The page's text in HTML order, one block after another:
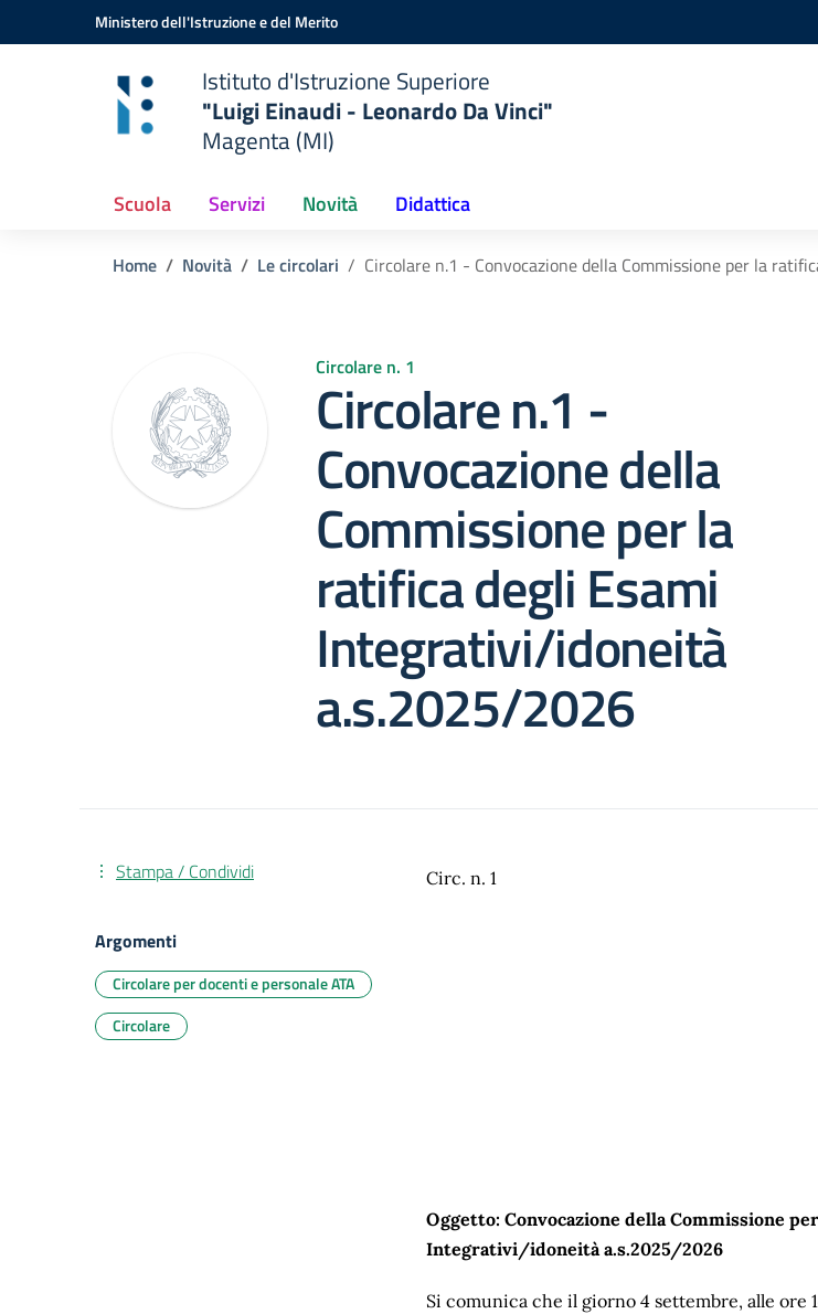
Vai ai contenuti
Vai al menu di navigazioneMinistero dell'Istruzione e del Merito
Istituto d'Istruzione Superiore
"Luigi Einaudi - Leonardo Da Vinci"
Magenta (MI)
Scuola Servizi Novità Didattica
Home Novità Le circolari Circolare n.1 - Convocazione della Commissione per la
Circolare n. 1
Circolare n.1 -
Convocazione della
Commissione per la
ratifica degli Esami
Integrativi/idoneità
a.s.2025/2026
Circ. n. 1
Oggetto: Convocazione della Commissione
Integrativi/idoneità a.s.2025/2026
Si comunica che il giorno 4 settembre, alle ore
Stampa / Condividi
Argomenti
Circolare per docenti e personale ATA
Circolare